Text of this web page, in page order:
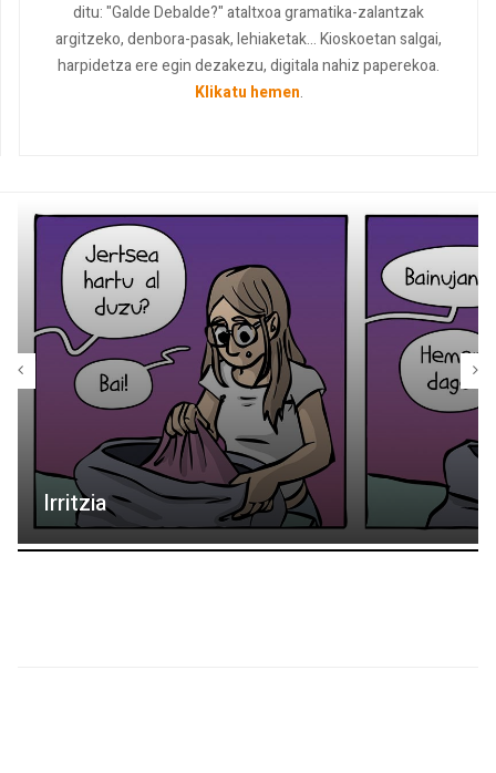
ditu: "Galde Debalde?" ataltxoa gramatika-zalantzak
argitzeko, denbora-pasak, lehiaketak... Kioskoetan salgai,
harpidetza ere egin dezakezu, digitala nahiz paperekoa.
Klikatu hemen.
Irritzia